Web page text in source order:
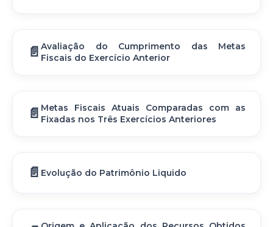
Avaliação do Cumprimento das Metas
Fiscais do Exercício Anterior
Metas Fiscais Atuais Comparadas com as
Fixadas nos Três Exercícios Anteriores
Evolução do Patrimônio Liquido